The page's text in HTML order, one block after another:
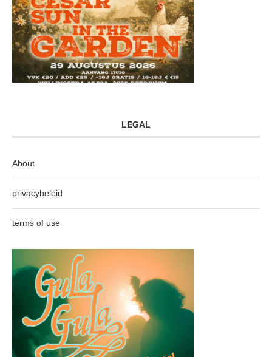
LEGAL
About
privacybeleid
terms of use